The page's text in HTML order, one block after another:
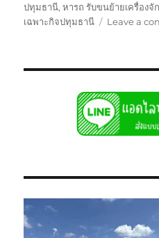
ปทุมธานี,หารถ รับขนย้ายเครื่อง
เฉพาะกิจปทุมธานี
Leave a